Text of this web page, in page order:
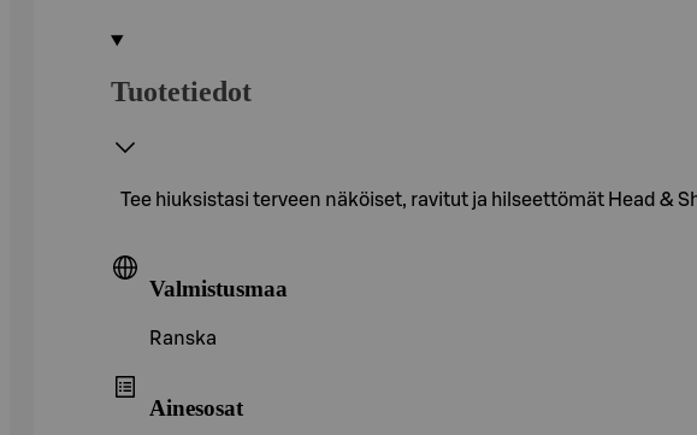
Tuotetiedot
Tee hiuksistasi terveen näköiset, ravitut ja hilseettömät Head &
Valmistusmaa
Ranska
Ainesosat